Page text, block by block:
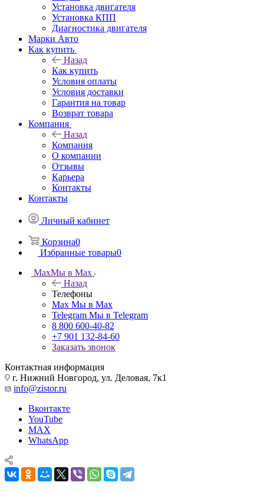
Установка двигателя
Установка КПП
Диагностика двигателя
Марки Авто
Как купить
Назад
Как купить
Условия оплаты
Условия доставки
Гарантия на товар
Возврат товара
Компания
Назад
Компания
О компании
Отзывы
Карьера
Контакты
Контакты
Личный кабинет
Корзина0
Избранные товары0
MaxМы в Max
Назад
Телефоны
Max Мы в Max
Telegram Мы в Telegram
8 800 600-40-82
+7 901 132-84-60
Заказать звонок
Контактная информация
г. Нижний Новгород, ул. Деловая, 7к1
info@zistor.ru
Вконтакте
YouTube
MAX
WhatsApp